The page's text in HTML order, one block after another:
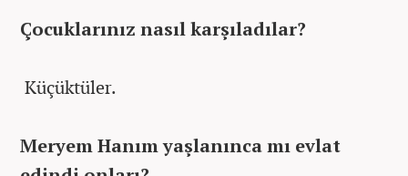
Çocuklarınız nasıl karşıladılar?
Küçüktüler.
Meryem Hanım yaşlanınca mı evlat